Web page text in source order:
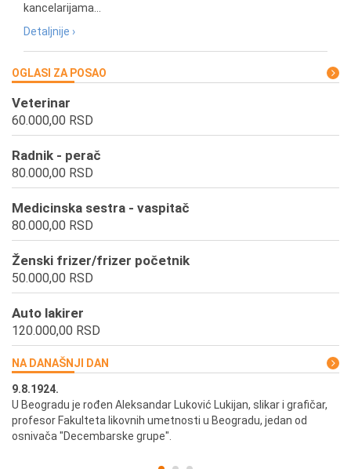
kancelarijama...
Detaljnije ›
OGLASI ZA POSAO
Veterinar
60.000,00 RSD
Radnik - perač
80.000,00 RSD
Medicinska sestra - vaspitač
80.000,00 RSD
Ženski frizer/frizer početnik
50.000,00 RSD
Auto lakirer
120.000,00 RSD
NA DANAŠNJI DAN
9.8.1924.
U Beogradu je rođen Aleksandar Luković Lukijan, slikar i grafičar,
profesor Fakulteta likovnih umetnosti u Beogradu, jedan od
osnivača "Decembarske grupe".